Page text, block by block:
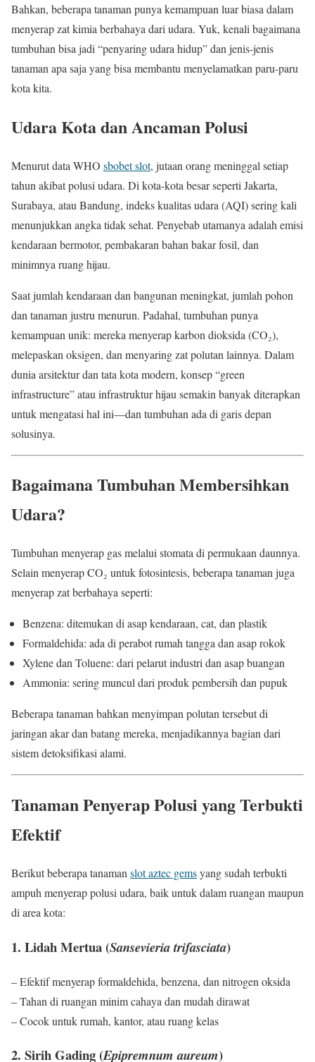
Bahkan, beberapa tanaman punya kemampuan luar biasa dalam
menyerap zat kimia berbahaya dari udara. Yuk, kenali bagaimana
tumbuhan bisa jadi “penyaring udara hidup” dan jenis-jenis
tanaman apa saja yang bisa membantu menyelamatkan paru-paru
kota kita.
Udara Kota dan Ancaman Polusi
Menurut data WHO sbobet slot, jutaan orang meninggal setiap
tahun akibat polusi udara. Di kota-kota besar seperti Jakarta,
Surabaya, atau Bandung, indeks kualitas udara (AQI) sering kali
menunjukkan angka tidak sehat. Penyebab utamanya adalah emisi
kendaraan bermotor, pembakaran bahan bakar fosil, dan
minimnya ruang hijau.
Saat jumlah kendaraan dan bangunan meningkat, jumlah pohon
dan tanaman justru menurun. Padahal, tumbuhan punya
kemampuan unik: mereka menyerap karbon dioksida (CO₂),
melepaskan oksigen, dan menyaring zat polutan lainnya. Dalam
dunia arsitektur dan tata kota modern, konsep “green
infrastructure” atau infrastruktur hijau semakin banyak diterapkan
untuk mengatasi hal ini—dan tumbuhan ada di garis depan
solusinya.
Bagaimana Tumbuhan Membersihkan
Udara?
Tumbuhan menyerap gas melalui stomata di permukaan daunnya.
Selain menyerap CO₂ untuk fotosintesis, beberapa tanaman juga
menyerap zat berbahaya seperti:
Benzena: ditemukan di asap kendaraan, cat, dan plastik
Formaldehida: ada di perabot rumah tangga dan asap rokok
Xylene dan Toluene: dari pelarut industri dan asap buangan
Ammonia: sering muncul dari produk pembersih dan pupuk
Beberapa tanaman bahkan menyimpan polutan tersebut di
jaringan akar dan batang mereka, menjadikannya bagian dari
sistem detoksifikasi alami.
Tanaman Penyerap Polusi yang Terbukti
Efektif
Berikut beberapa tanaman slot aztec gemsyang sudah terbukti
ampuh menyerap polusi udara, baik untuk dalam ruangan maupun
di area kota:
1. Lidah Mertua (Sansevieria trifasciata)
– Efektif menyerap formaldehida, benzena, dan nitrogen oksida
– Tahan di ruangan minim cahaya dan mudah dirawat
– Cocok untuk rumah, kantor, atau ruang kelas
2. Sirih Gading (Epipremnum aureum)